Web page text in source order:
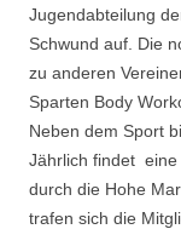
Jugendabteilung
Schwund auf. Die
zu anderen
Sparten Body
Neben dem Sport
Jährlich findet eine
durch die Hohe
trafen sich die